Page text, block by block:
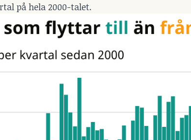
på hela 2000-talet.